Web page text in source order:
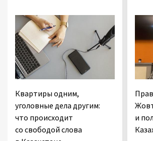
Квартиры одним,
уголовные дела другим:
что происходит
со свободой слова
и